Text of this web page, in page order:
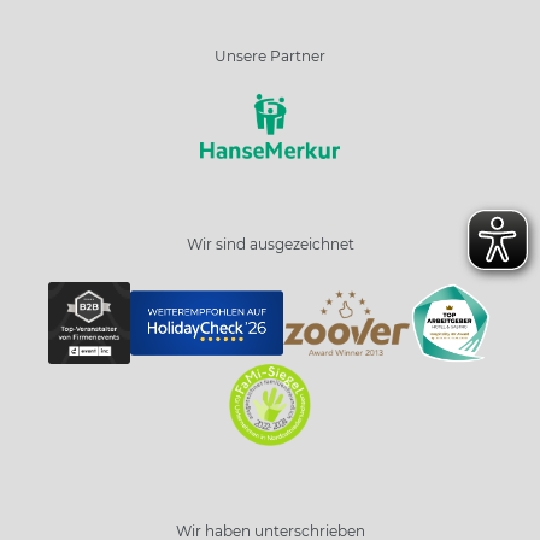
Unsere Partner
Wir sind ausgezeichnet
Wir haben unterschrieben